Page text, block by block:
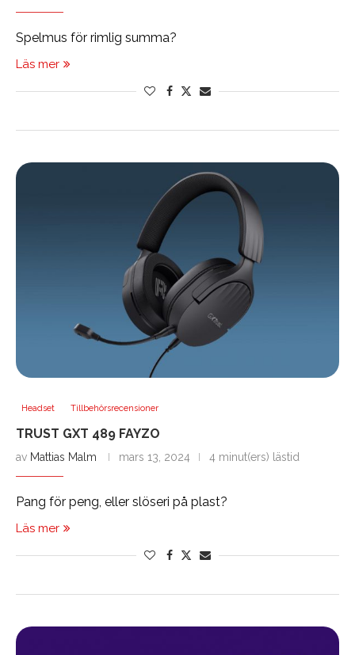
Spelmus för rimlig summa?
Läs mer
Headset Tillbehörsrecensioner
TRUST GXT 489 FAYZO
av Mattias Malm mars 13, 2024 4 minut(ers) lästid
Pang för peng, eller slöseri på plast?
Läs mer